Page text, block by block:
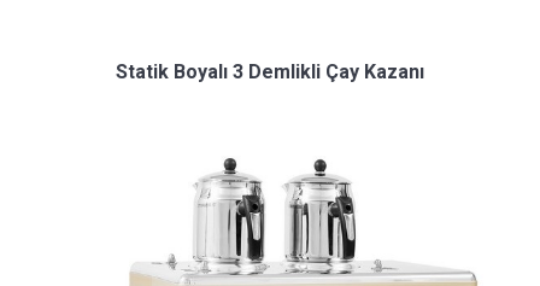
Statik Boyalı 3 Demlikli Çay Kazanı